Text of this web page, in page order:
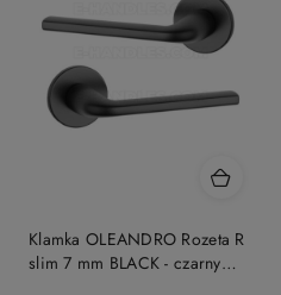
Klamka OLEANDRO Rozeta R
slim 7 mm BLACK - czarny